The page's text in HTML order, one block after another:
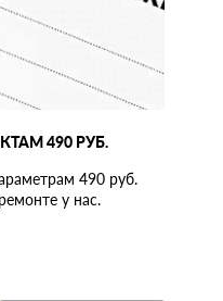
490 РУБ.
490 руб.
у нас.